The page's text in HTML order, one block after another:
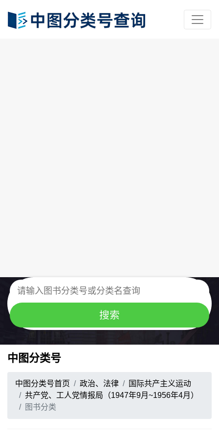
中图分类号
中图分类号首页 政治、法律
国际共产主义运动
共产党、工人党情报局（1947年9月~1956年4月）
图书分类